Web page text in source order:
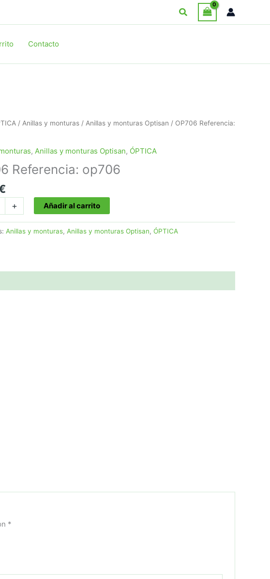
Buscar
Contacto
/ Anillas y monturas / Anillas y monturas Optisan / OP706 Referencia:
, Anillas y monturas Optisan, ÓPTICA
Referencia: op706
+ Añadir al carrito
Anillas y monturas, Anillas y monturas Optisan, ÓPTICA
*